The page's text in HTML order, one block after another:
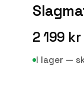
2 199 kr
I lager —